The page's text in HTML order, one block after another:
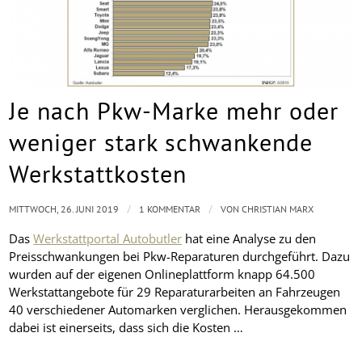
Je nach Pkw-Marke mehr oder
weniger stark schwankende
Werkstattkosten
DasWerkstattportal Autobutler hat eine Analyse zu den
Preisschwankungen bei Pkw-Reparaturen durchgeführt. Dazu
wurden auf der eigenen Onlineplattform knapp 64.500
Werkstattangebote für 29 Reparaturarbeiten an Fahrzeugen
40 verschiedener Automarken verglichen. Herausgekommen
dabei ist einerseits, dass sich die Kosten …
MITTWOCH, 26. JUNI 2019 / 1 KOMMENTAR / VONCHRISTIAN MARX